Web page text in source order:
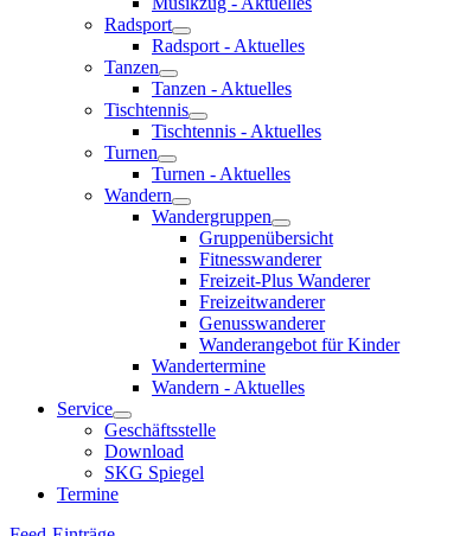
Radsport
Radsport - Aktuelles
Tanzen
Tanzen - Aktuelles
Tischtennis
Tischtennis - Aktuelles
Turnen
Turnen - Aktuelles
Wandern
Wandergruppen
Gruppenübersicht
Fitnesswanderer
Freizeit-Plus Wanderer
Freizeitwanderer
Genusswanderer
Wanderangebot für Kinder
Wandertermine
Wandern - Aktuelles
Service
Geschäftsstelle
Download
SKG Spiegel
Termine